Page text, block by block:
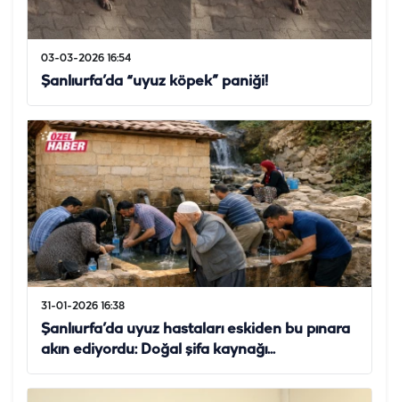
03-03-2026 16:54
Şanlıurfa’da “uyuz köpek” paniği!
31-01-2026 16:38
Şanlıurfa’da uyuz hastaları eskiden bu pınara
akın ediyordu: Doğal şifa kaynağı...